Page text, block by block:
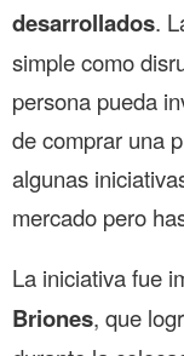
desarrollados.
simple como
persona pueda
de comprar una
algunas
mercado pero
La iniciativa fue
Briones, que